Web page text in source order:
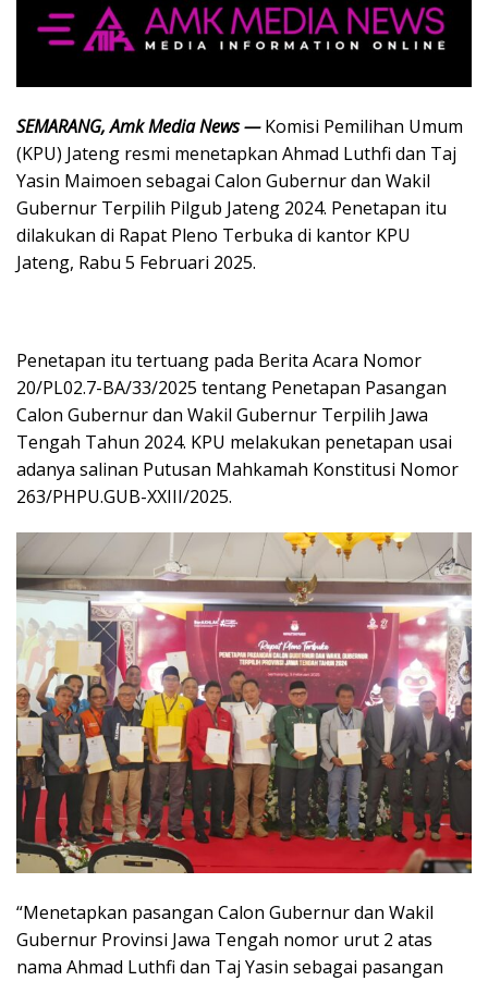
SEMARANG, Amk Media News — Komisi Pemilihan Umum
(KPU) Jateng resmi menetapkan Ahmad Luthfi dan Taj
Yasin Maimoen sebagai Calon Gubernur dan Wakil
Gubernur Terpilih Pilgub Jateng 2024. Penetapan itu
dilakukan di Rapat Pleno Terbuka di kantor KPU
Jateng, Rabu 5 Februari 2025.
Penetapan itu tertuang pada Berita Acara Nomor
20/PL02.7-BA/33/2025 tentang Penetapan Pasangan
Calon Gubernur dan Wakil Gubernur Terpilih Jawa
Tengah Tahun 2024. KPU melakukan penetapan usai
adanya salinan Putusan Mahkamah Konstitusi Nomor
263/PHPU.GUB-XXIII/2025.
“Menetapkan pasangan Calon Gubernur dan Wakil
Gubernur Provinsi Jawa Tengah nomor urut 2 atas
nama Ahmad Luthfi dan Taj Yasin sebagai pasangan